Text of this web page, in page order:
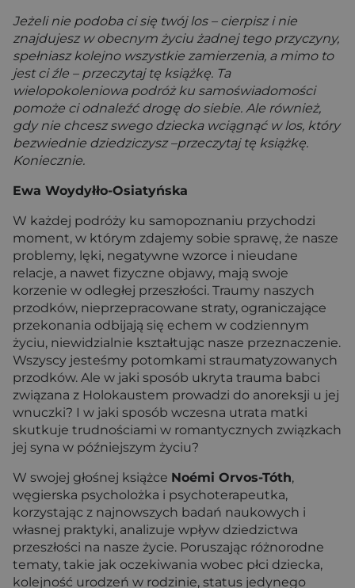
Jeżeli nie podoba ci się twój los – cierpisz i nie
znajdujesz w obecnym życiu żadnej tego przyczyny,
spełniasz kolejno wszystkie zamierzenia, a mimo to
jest ci źle – przeczytaj tę książkę. Ta
wielopokoleniowa podróż ku samoświadomości
pomoże ci odnaleźć drogę do siebie. Ale również,
gdy nie chcesz swego dziecka wciągnąć w los, który
bezwiednie dziedziczysz –przeczytaj tę książkę.
Koniecznie.
Ewa Woydyłło-Osiatyńska
W każdej podróży ku samopoznaniu przychodzi
moment, w którym zdajemy sobie sprawę, że nasze
problemy, lęki, negatywne wzorce i nieudane
relacje, a nawet fizyczne objawy, mają swoje
korzenie w odległej przeszłości. Traumy naszych
przodków, nieprzepracowane straty, ograniczające
przekonania odbijają się echem w codziennym
życiu, niewidzialnie kształtując nasze przeznaczenie.
Wszyscy jesteśmy potomkami straumatyzowanych
przodków. Ale w jaki sposób ukryta trauma babci
związana z Holokaustem prowadzi do anoreksji u jej
wnuczki? I w jaki sposób wczesna utrata matki
skutkuje trudnościami w romantycznych związkach
jej syna w późniejszym życiu?
W swojej głośnej książce Noémi Orvos-Tóth,
węgierska psycholożka i psychoterapeutka,
korzystając z najnowszych badań naukowych i
własnej praktyki, analizuje wpływ dziedzictwa
przeszłości na nasze życie. Poruszając różnorodne
tematy, takie jak oczekiwania wobec płci dziecka,
kolejność urodzeń w rodzinie, status jedynego